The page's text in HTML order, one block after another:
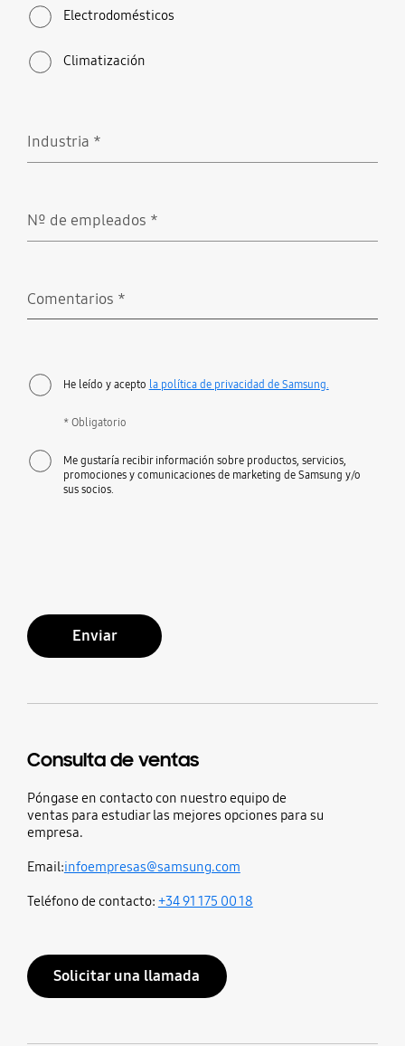
Electrodomésticos
Climatización
Industria *
Nº de empleados *
Comentarios *
He leído y acepto la política de privacidad de Samsung.
* Obligatorio
Me gustaría recibir información sobre productos, servicios,
promociones y comunicaciones de marketing de Samsung y/o
sus socios.
Enviar
Consulta de ventas
Póngase en contacto con nuestro equipo de
ventas para estudiar las mejores opciones para su
empresa.
Email:infoempresas@samsung.com
Teléfono de contacto: +34 91 175 00 18
Solicitar una llamada